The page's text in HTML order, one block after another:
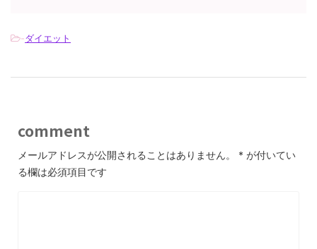
-ダイエット
comment
メールアドレスが公開されることはありません。 * が付いてい
る欄は必須項目です